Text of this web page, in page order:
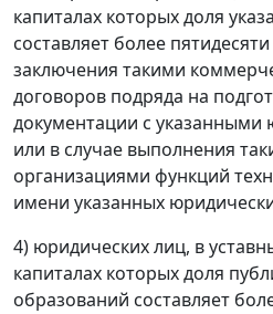
капиталах которых доля
составляет более
заключения такими
договоров подряда на
документации с
или в случае выполнения
организациями функций
имени указанных
4) юридических лиц, в
капиталах которых доля
образований составляет